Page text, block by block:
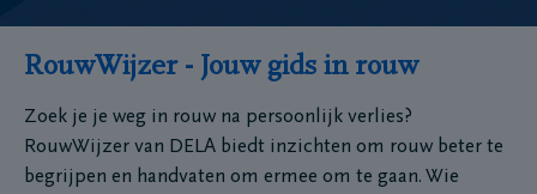
RouwWijzer - Jouw gids in rouw
Zoek je je weg in rouw na persoonlijk verlies?
RouwWijzer van DELA biedt inzichten om rouw beter te
begrijpen en handvaten om ermee om te gaan. Wie